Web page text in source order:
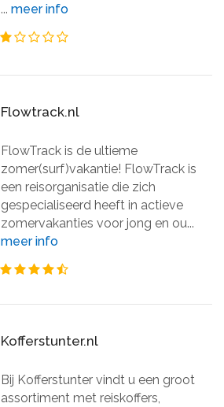
...meer info
Flowtrack.nl
FlowTrack is de ultieme
zomer(surf)vakantie! FlowTrack is
een reisorganisatie die zich
gespecialiseerd heeft in actieve
zomervakanties voor jong en ou...
meer info
Kofferstunter.nl
Bij Kofferstunter vindt u een groot
assortiment met reiskoffers,